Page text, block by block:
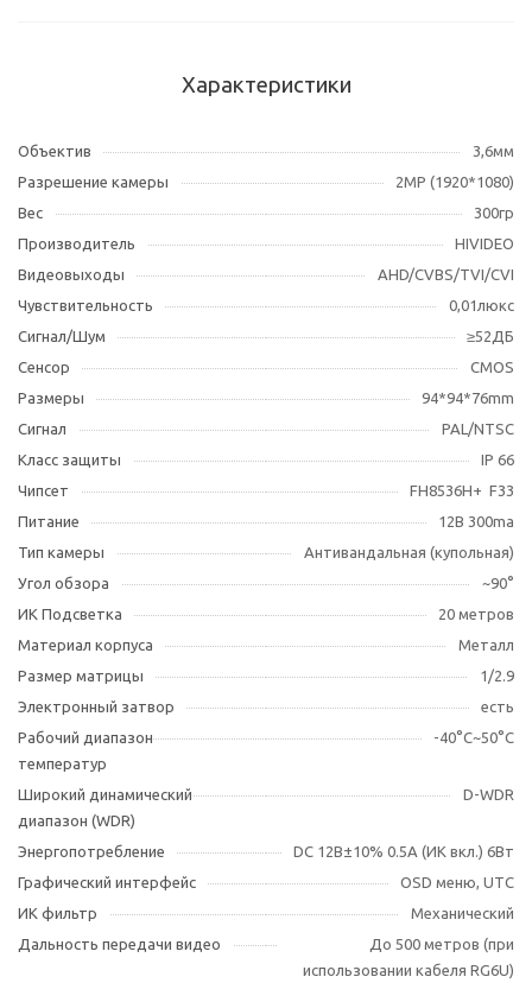
Характеристики
Объектив
3,6мм
Разрешение камеры
2МР (1920*1080)
Вес
300гр
Производитель
HIVIDEO
Видеовыходы
AHD/CVBS/TVI/CVI
Чувствительность
0,01люкс
Сигнал/Шум
≥52ДБ
Сенсор
CMOS
Размеры
94*94*76mm
Сигнал
PAL/NTSC
Класс защиты
IP 66
Чипсет
FH8536H+ F33
Питание
12В 300ma
Тип камеры
Антивандальная (купольная)
Угол обзора
~90°
ИК Подсветка
20 метров
Материал корпуса
Металл
Размер матрицы
1/2.9
Электронный затвор
есть
Рабочий диапазон
температур
-40°С~50°С
Широкий динамический
диапазон (WDR)
D-WDR
Энергопотребление
DC 12В±10% 0.5А (ИК вкл.) 6Вт
Графический интерфейс
OSD меню, UTC
ИК фильтр
Механический
Дальность передачи видео
До 500 метров (при
использовании кабеля RG6U)